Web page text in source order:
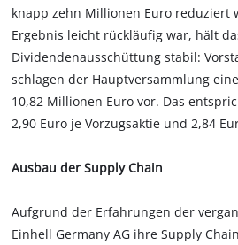
knapp zehn Millionen Euro reduziert
Ergebnis leicht rückläufig war, hält
Dividendenausschüttung stabil:
schlagen der Hauptversammlung
10,82 Millionen Euro vor. Das
2,90 Euro je Vorzugsaktie und 2,84
Ausbau der Supply Chain
Aufgrund der Erfahrungen der
Einhell Germany AG ihre Supply